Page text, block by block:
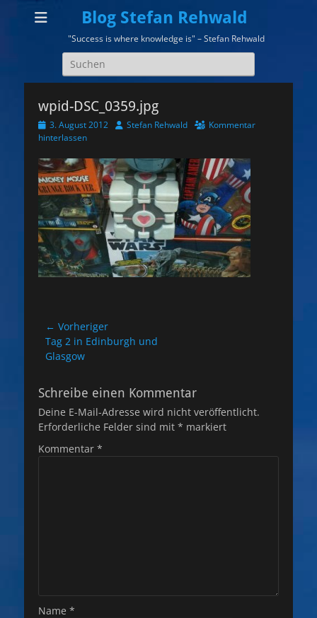
Blog Stefan Rehwald
"Success is where knowledge is" – Stefan Rehwald
Suchen
nach:
wpid-DSC_0359.jpg
Veröffentlicht
am
3. August 2012 AutorStefan Rehwald
Kommentar
hinterlassen
Beitragsnavigation
← Vorheriger
Vorheriger
Beitrag:
Tag 2 in Edinburgh und
Glasgow
Schreibe einen Kommentar
Deine E-Mail-Adresse wird nicht veröffentlicht.
Erforderliche Felder sind mit * markiert
Kommentar *
Name *